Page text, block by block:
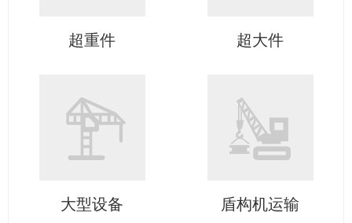
超重件 超大件
大型设备 盾构机运输